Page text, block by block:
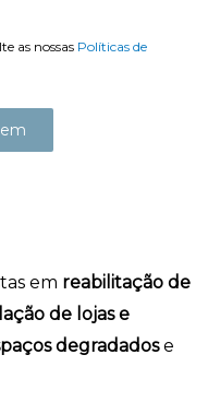
as nossas Políticas de
em reabilitação de
de lojas e
degradadose